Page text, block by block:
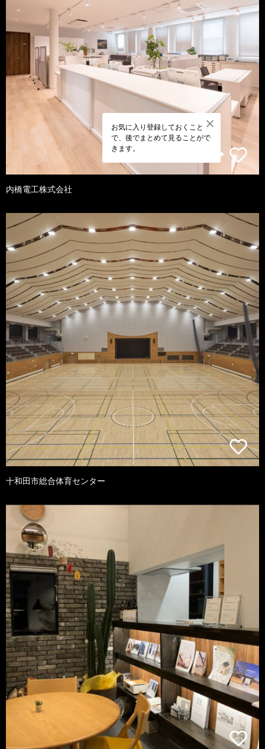
お気に入り登録しておくこと
で、後でまとめて見ることがで
きます。
内橋電工株式会社
十和田市総合体育センター